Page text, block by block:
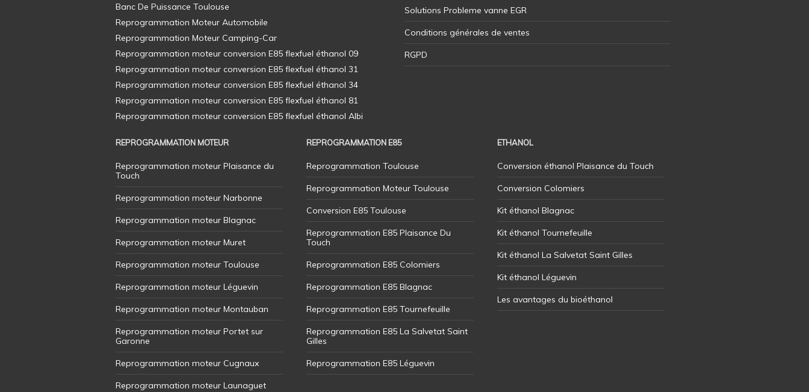
Solutions Probleme vanne EGR
Conditions générales de ventes
RGPD
REPROGRAMMATION MOTEUR
Reprogrammation moteur Plaisance du
Touch
Reprogrammation moteur Narbonne
Reprogrammation moteur Blagnac
Reprogrammation moteur Muret
Reprogrammation moteur Toulouse
Reprogrammation moteur Léguevin
Reprogrammation moteur Montauban
Reprogrammation moteur Portet sur
Garonne
Reprogrammation moteur Cugnaux
Reprogrammation moteur Launaguet
REPROGRAMMATION E85
Reprogrammation Toulouse
Reprogrammation Moteur Toulouse
Conversion E85 Toulouse
Reprogrammation E85 Plaisance Du
Touch
Reprogrammation E85 Colomiers
Reprogrammation E85 Blagnac
Reprogrammation E85 Tournefeuille
Reprogrammation E85 La Salvetat Saint
Gilles
Reprogrammation E85 Léguevin
ETHANOL
Conversion éthanol Plaisance du Touch
Conversion Colomiers
Kit éthanol Blagnac
Kit éthanol Tournefeuille
Kit éthanol La Salvetat Saint Gilles
Kit éthanol Léguevin
Les avantages du bioéthanol
Banc De Puissance Toulouse
Reprogrammation Moteur Automobile
Reprogrammation Moteur Camping-Car
Reprogrammation moteur conversion E85 flexfuel éthanol 09
Reprogrammation moteur conversion E85 flexfuel éthanol 31
Reprogrammation moteur conversion E85 flexfuel éthanol 34
Reprogrammation moteur conversion E85 flexfuel éthanol 81
Reprogrammation moteur conversion E85 flexfuel éthanol Albi